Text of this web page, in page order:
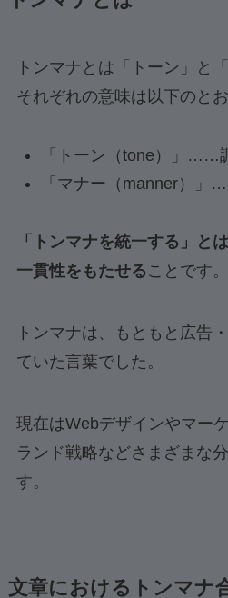
トンマナとは「トーン」と
それぞれの意味は以下のとお
「トーン（tone）」……
「マナー（manner）」
「トンマナを統一する」と
一貫性をもたせることです。
トンマナは、もともと広告
ていた言葉でした。
現在はWebデザインやマー
ランド戦略などさまざまな
す。
文章におけるトンマナ